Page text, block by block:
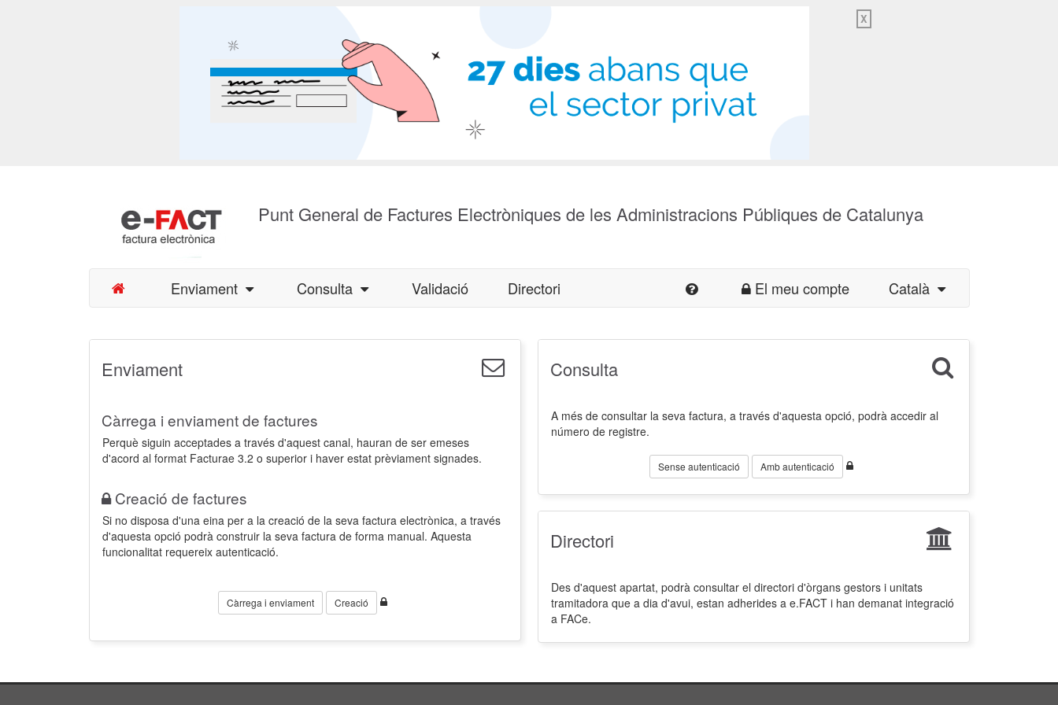
X
Punt General de Factures Electròniques de les Administracions Públiques de Catalunya
Enviament Consulta Validació Directori El meu compte Català
Enviament
Càrrega i enviament de factures
Perquè siguin acceptades a través d'aquest canal, hauran de ser emeses
d'acord al format Facturae 3.2 o superior i haver estat prèviament signades.
Creació de factures
Si no disposa d'una eina per a la creació de la seva factura electrònica, a través
d'aquesta opció podrà construir la seva factura de forma manual. Aquesta
funcionalitat requereix autenticació.
Càrrega i enviament Creació
Consulta
A més de consultar la seva factura, a través d'aquesta opció, podrà accedir al
número de registre.
Sense autenticació Amb autenticació
Directori
Des d'aquest apartat, podrà consultar el directori d'òrgans gestors i unitats
tramitadora que a dia d'avui, estan adherides a e.FACT i han demanat integració
a FACe.